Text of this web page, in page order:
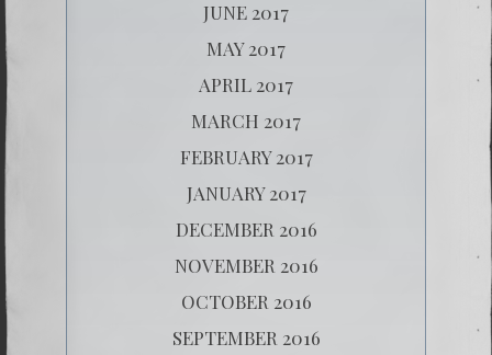
JUNE 2017
MAY 2017
APRIL 2017
MARCH 2017
FEBRUARY 2017
JANUARY 2017
DECEMBER 2016
NOVEMBER 2016
OCTOBER 2016
SEPTEMBER 2016